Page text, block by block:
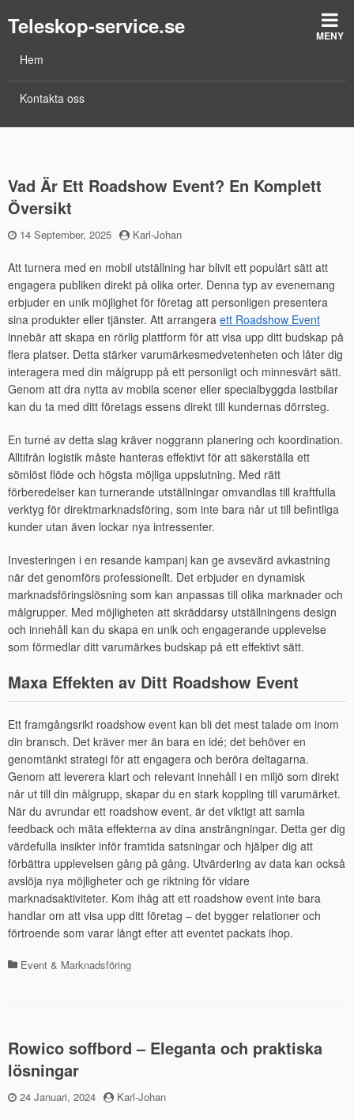
Teleskop-service.se MENY
Hem
Kontakta oss
Vad Är Ett Roadshow Event? En Komplett
Översikt
Publicerad
14 September, 2025 by
Karl-Johan
Att turnera med en mobil utställning har blivit ett populärt sätt att
engagera publiken direkt på olika orter. Denna typ av evenemang
erbjuder en unik möjlighet för företag att personligen presentera
sina produkter eller tjänster. Att arrangera ett Roadshow Event
innebär att skapa en rörlig plattform för att visa upp ditt budskap på
flera platser. Detta stärker varumärkesmedvetenheten och låter dig
interagera med din målgrupp på ett personligt och minnesvärt sätt.
Genom att dra nytta av mobila scener eller specialbyggda lastbilar
kan du ta med ditt företags essens direkt till kundernas dörrsteg.
En turné av detta slag kräver noggrann planering och koordination.
Alltifrån logistik måste hanteras effektivt för att säkerställa ett
sömlöst flöde och högsta möjliga uppslutning. Med rätt
förberedelser kan turnerande utställningar omvandlas till kraftfulla
verktyg för direktmarknadsföring, som inte bara når ut till befintliga
kunder utan även lockar nya intressenter.
Investeringen i en resande kampanj kan ge avsevärd avkastning
när det genomförs professionellt. Det erbjuder en dynamisk
marknadsföringslösning som kan anpassas till olika marknader och
målgrupper. Med möjligheten att skräddarsy utställningens design
och innehåll kan du skapa en unik och engagerande upplevelse
som förmedlar ditt varumärkes budskap på ett effektivt sätt.
Maxa Effekten av Ditt Roadshow Event
Ett framgångsrikt roadshow event kan bli det mest talade om inom
din bransch. Det kräver mer än bara en idé; det behöver en
genomtänkt strategi för att engagera och beröra deltagarna.
Genom att leverera klart och relevant innehåll i en miljö som direkt
når ut till din målgrupp, skapar du en stark koppling till varumärket.
När du avrundar ett roadshow event, är det viktigt att samla
feedback och mäta effekterna av dina ansträngningar. Detta ger dig
värdefulla insikter inför framtida satsningar och hjälper dig att
förbättra upplevelsen gång på gång. Utvärdering av data kan också
avslöja nya möjligheter och ge riktning för vidare
marknadsaktiviteter. Kom ihåg att ett roadshow event inte bara
handlar om att visa upp ditt företag – det bygger relationer och
förtroende som varar långt efter att eventet packats ihop.
Kategorier
Event & Marknadsföring
Rowico soffbord – Eleganta och praktiska
lösningar
Publicerad
24 Januari, 2024 by
Karl-Johan